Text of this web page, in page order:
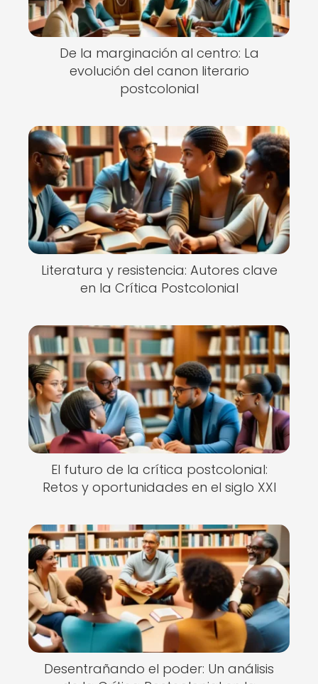
De la marginación al centro: La
evolución del canon literario
postcolonial
Literatura y resistencia: Autores clave
en la Crítica Postcolonial
El futuro de la crítica postcolonial:
Retos y oportunidades en el siglo XXI
Desentrañando el poder: Un análisis